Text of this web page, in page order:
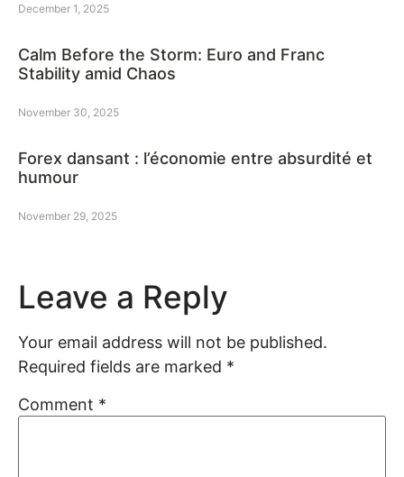
December 1, 2025
Calm Before the Storm: Euro and Franc
Stability amid Chaos
November 30, 2025
Forex dansant : l’économie entre absurdité et
humour
November 29, 2025
Leave a Reply
Your email address will not be published.
Required fields are marked *
Comment *